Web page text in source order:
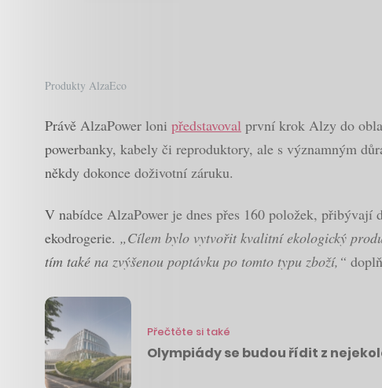
Produkty AlzaEco
Právě AlzaPower loni představoval první krok Alzy do
powerbanky, kabely či reproduktory, ale s významným
někdy dokonce doživotní záruku.
V nabídce AlzaPower je dnes přes 160 položek,
ekodrogerie. „Cílem bylo vytvořit kvalitní ekologický
tím také na zvýšenou poptávku po tomto typu zboží,“
Přečtěte si také
Olympiády se budou řídit z